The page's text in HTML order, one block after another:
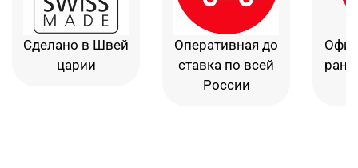
Сделано в Швей
царии
Оперативная до
ставка по всей
России